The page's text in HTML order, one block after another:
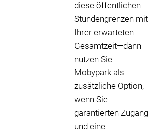
diese öffentlichen
Stundengrenzen mit
Ihrer erwarteten
Gesamtzeit—dann
nutzen Sie
Mobypark als
zusätzliche Option,
wenn Sie
garantierten Zugang
und eine